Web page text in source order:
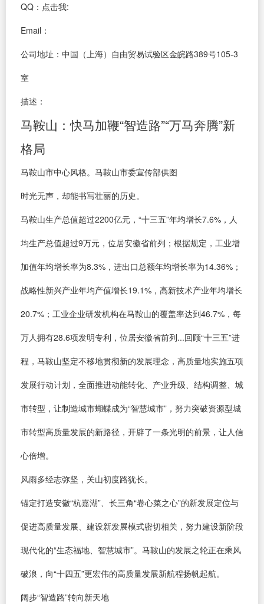
QQ： 点击我:
Email：
公司地址：中国（上海）自由贸易试验区金皖路389号105-3
室
描述：
马鞍山：快马加鞭“智造路”“万马奔腾”新
格局
马鞍山市中心风格。马鞍山市委宣传部供图
时光无声，却能书写壮丽的历史。
马鞍山生产总值超过2200亿元，“十三五”年均增长7.6%，人
均生产总值超过9万元，位居安徽省前列；根据规定，工业增
加值年均增长率为8.3%，进出口总额年均增长率为14.36%；
战略性新兴产业年均产值增长19.1%，高新技术产业年均增长
20.7%；工业企业研发机构在马鞍山的覆盖率达到46.7%，每
万人拥有28.6项发明专利，位居安徽省前列...回顾“十三五”进
程，马鞍山坚定不移地贯彻新的发展理念，高质量地实施五项
发展行动计划，全面推进动能转化、产业升级、结构调整、城
市转型，让制造城市蝴蝶成为“智慧城市”，努力突破资源型城
市转型高质量发展的新路径，开辟了一条光明的前景，让人信
心倍增。
风雨多经志弥坚，关山初度路犹长。
锚定打造安徽“杭嘉湖”、长三角“卷心菜之心”的新发展定位与
促进高质量发展、建设新发展模式密切相关，努力建设新阶段
现代化的“生态福地、智慧城市”。马鞍山的发展之轮正在乘风
破浪，向“十四五”更宏伟的高质量发展新航程扬帆起航。
阔步“智造路”转向新天地